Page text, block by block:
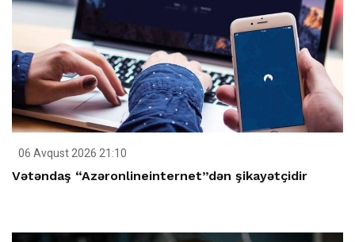
06 Avqust 2026 21:10
Vətəndaş “Azəronlineinternet”dən şikayətçidir